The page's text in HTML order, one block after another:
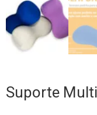
Suporte